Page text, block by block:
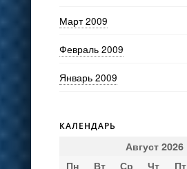
Март 2009
Февраль 2009
Январь 2009
КАЛЕНДАРЬ
Август 2026
Пн
Вт Ср Чт Пт